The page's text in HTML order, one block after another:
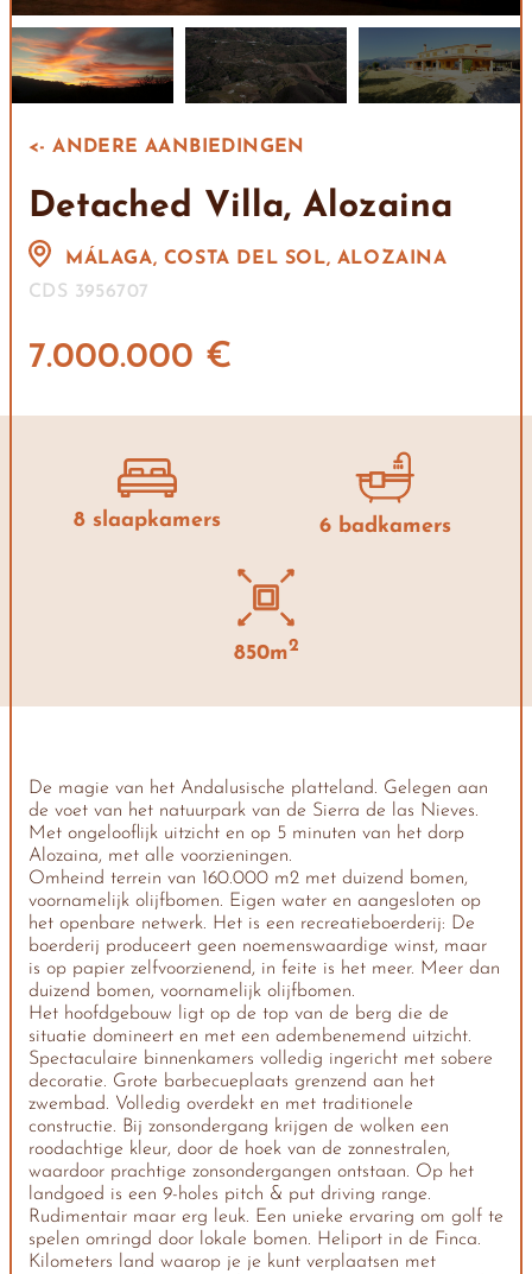
<- ANDERE AANBIEDINGEN
Detached Villa, Alozaina
MÁLAGA, COSTA DEL SOL, ALOZAINA
CDS 3956707
7.000.000 €
8 slaapkamers 6 badkamers
850m2
De magie van het Andalusische platteland. Gelegen aan
de voet van het natuurpark van de Sierra de las Nieves.
Met ongelooflijk uitzicht en op 5 minuten van het dorp
Alozaina, met alle voorzieningen.
Omheind terrein van 160.000 m2 met duizend bomen,
voornamelijk olijfbomen. Eigen water en aangesloten op
het openbare netwerk. Het is een recreatieboerderij: De
boerderij produceert geen noemenswaardige winst, maar
is op papier zelfvoorzienend, in feite is het meer. Meer dan
duizend bomen, voornamelijk olijfbomen.
Het hoofdgebouw ligt op de top van de berg die de
situatie domineert en met een adembenemend uitzicht.
Spectaculaire binnenkamers volledig ingericht met sobere
decoratie. Grote barbecueplaats grenzend aan het
zwembad. Volledig overdekt en met traditionele
constructie. Bij zonsondergang krijgen de wolken een
roodachtige kleur, door de hoek van de zonnestralen,
waardoor prachtige zonsondergangen ontstaan. Op het
landgoed is een 9-holes pitch & put driving range.
Rudimentair maar erg leuk. Een unieke ervaring om golf te
spelen omringd door lokale bomen. Heliport in de Finca.
Kilometers land waarop je je kunt verplaatsen met